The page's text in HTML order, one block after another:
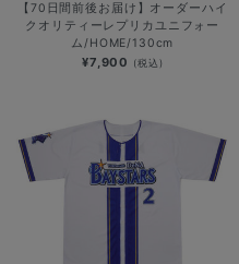
【70日間前後お届け】オーダーハイ
クオリティーレプリカユニフォー
ム/HOME/130cm
¥7,900 (税込)